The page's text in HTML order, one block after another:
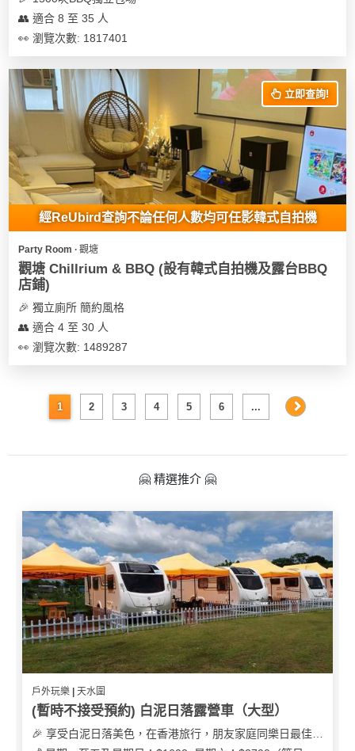
👥 適合 8 至 35 人
👀 瀏覽次數: 1817401
立即查詢!
經ReUbird查詢不論任何人數均可任影韓式自拍機
Party Room ∙ 觀塘
觀塘 Chillrium & BBQ (設有韓式自拍機及露台BBQ
店鋪)
🎉 獨立廁所 簡約風格
👥 適合 4 至 30 人
👀 瀏覽次數: 1489287
1 2 3 4 5 6 ...
🤗 精選推介 🤗
戶外玩樂 | 天水圍
(暫時不接受預約) 白泥日落露營車（大型）